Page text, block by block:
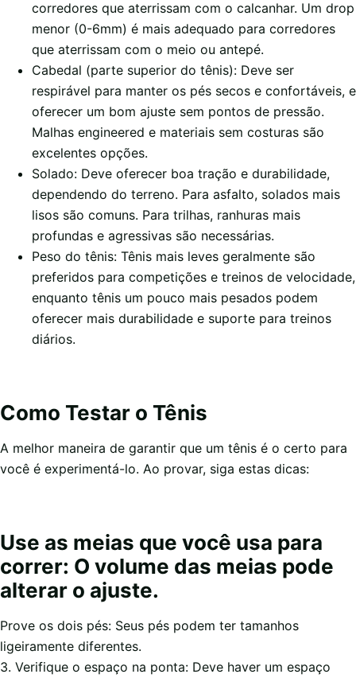
corredores que aterrissam com o calcanhar. Um drop
menor (0-6mm) é mais adequado para corredores
que aterrissam com o meio ou antepé.
Cabedal (parte superior do tênis): Deve ser
respirável para manter os pés secos e confortáveis, e
oferecer um bom ajuste sem pontos de pressão.
Malhas engineered e materiais sem costuras são
excelentes opções.
Solado: Deve oferecer boa tração e durabilidade,
dependendo do terreno. Para asfalto, solados mais
lisos são comuns. Para trilhas, ranhuras mais
profundas e agressivas são necessárias.
Peso do tênis: Tênis mais leves geralmente são
preferidos para competições e treinos de velocidade,
enquanto tênis um pouco mais pesados podem
oferecer mais durabilidade e suporte para treinos
diários.
Como Testar o Tênis
A melhor maneira de garantir que um tênis é o certo para
você é experimentá-lo. Ao provar, siga estas dicas:
Use as meias que você usa para
correr: O volume das meias pode
alterar o ajuste.
Prove os dois pés: Seus pés podem ter tamanhos
ligeiramente diferentes.
3. Verifique o espaço na ponta: Deve haver um espaço